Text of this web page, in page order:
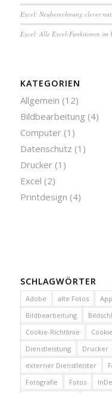
Excel: Neu­be­rech­nung clever
Excel: Alle Excel-Funktionen im
KATEGORIEN
Allgemein (12)
Bildbearbeitung (4)
Computer(1)
Datenschutz (1)
Drucker(1)
Excel (2)
Printdesign (4)
SCHLAGWÖRTER
Adobe alte Fotos App
Bildbearbeitung
Cookie-Richtlinie
Dienstleistung
Drucker
externer Dienstleister
Fotografie
Fotos